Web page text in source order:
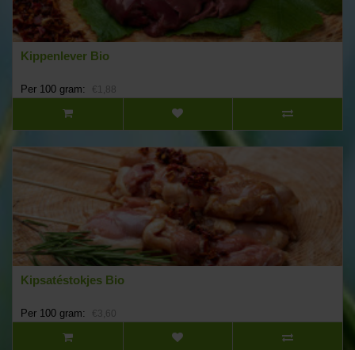
Kippenlever Bio
Per 100 gram: €1,88
Kipsatéstokjes Bio
Per 100 gram: €3,60